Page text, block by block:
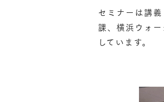
セミナーは講
課、横浜ウォ
しています。